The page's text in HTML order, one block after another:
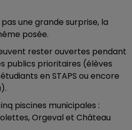
une grande surprise, la
posée.
rester ouvertes pendant
publics prioritaires (élèves
en STAPS ou encore
piscines municipales :
Orgeval et Château